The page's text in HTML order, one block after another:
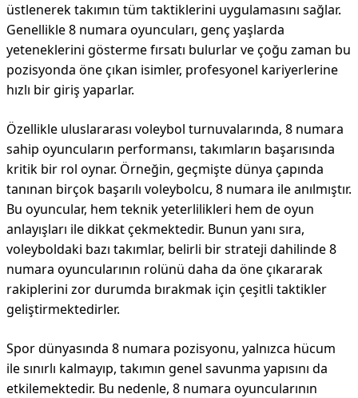
üstlenerek takımın tüm taktiklerini uygulamasını sağlar.
Genellikle 8 numara oyuncuları, genç yaşlarda
yeteneklerini gösterme fırsatı bulurlar ve çoğu zaman bu
pozisyonda öne çıkan isimler, profesyonel kariyerlerine
hızlı bir giriş yaparlar.
Özellikle uluslararası voleybol turnuvalarında, 8 numara
sahip oyuncuların performansı, takımların başarısında
kritik bir rol oynar. Örneğin, geçmişte dünya çapında
tanınan birçok başarılı voleybolcu, 8 numara ile anılmıştır.
Bu oyuncular, hem teknik yeterlilikleri hem de oyun
anlayışları ile dikkat çekmektedir. Bunun yanı sıra,
voleyboldaki bazı takımlar, belirli bir strateji dahilinde 8
numara oyuncularının rolünü daha da öne çıkararak
rakiplerini zor durumda bırakmak için çeşitli taktikler
geliştirmektedirler.
Spor dünyasında 8 numara pozisyonu, yalnızca hücum
ile sınırlı kalmayıp, takımın genel savunma yapısını da
etkilemektedir. Bu nedenle, 8 numara oyuncularının